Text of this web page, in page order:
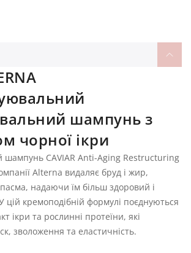
шампунь з
чорної ікри
шампунь CAVIAR Anti-Aging Restructuring
Alterna видаляє бруд і жир,
надаючи їм більш здоровий і
цій кремоподібній формулі поєднуються
ікри та рослинні протеїни, які
зволоження та еластичність.